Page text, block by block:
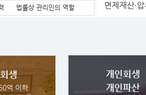
법률상 관리인의 역할 면제재산·
생
억 이하
개인회생
개인파산